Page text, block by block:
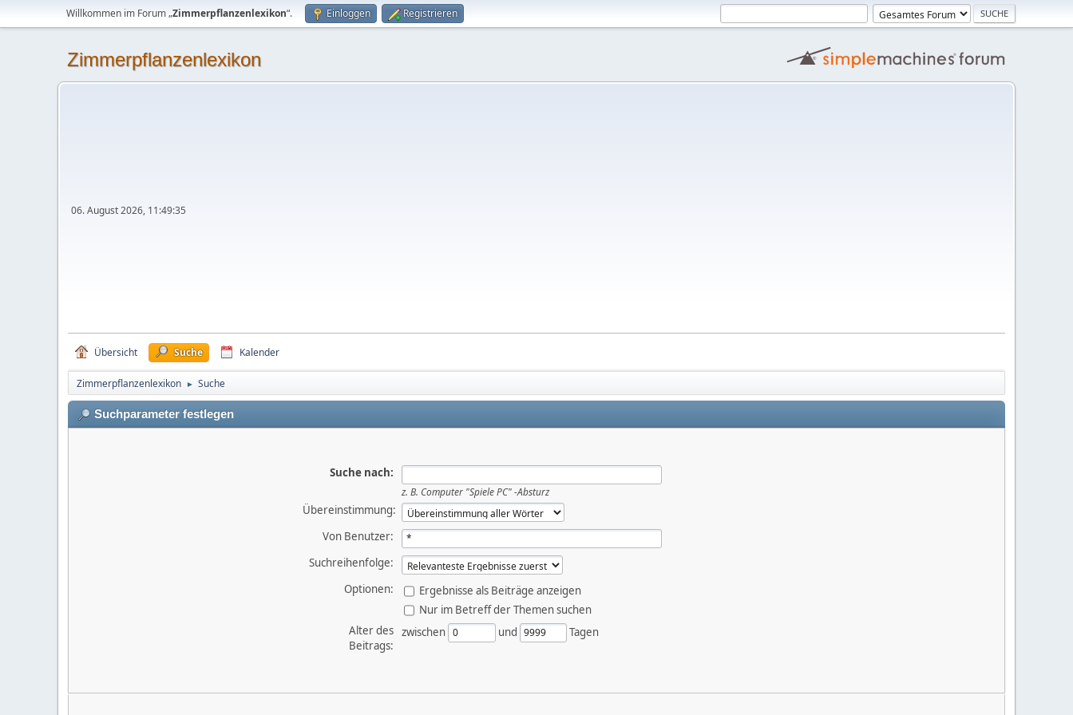
Willkommen im Forum „Zimmerpflanzenlexikon“. Einloggen Registrieren
Zimmerpflanzenlexikon
06. August 2026, 11:49:35
Übersicht Suche Kalender
Zimmerpflanzenlexikon ► Suche
Suchparameter festlegen
Suche nach:
z. B. Computer "Spiele PC" -Absturz
Übereinstimmung:
Von Benutzer:
Suchreihenfolge:
Optionen:
Ergebnisse als Beiträge anzeigen
Nur im Betreff der Themen suchen
Alter des
Beitrags:
zwischen und Tagen